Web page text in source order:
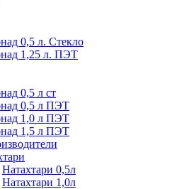
0,5 л. Стекло
1,25 л. ПЭТ
0,5 л ст
0,5 л ПЭТ
1,0 л ПЭТ
1,5 л ПЭТ
Натахтари 0,5л
Натахтари 1,0л